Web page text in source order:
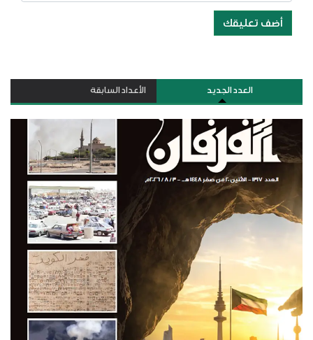
أضف تعليقك
العدد الجديد الأعداد السابقة